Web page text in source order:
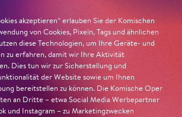
akzeptieren“ erlauben Sie der Komischen
von Cookies, Pixeln, Tags und ähnlichen
diese Technologien, um Ihre Geräte- und
zu erfahren, damit wir Ihre Aktivität
Dies tun wir zur Sicherstellung und
der Website sowie um Ihnen
bereitstellen zu können. Die Komische Oper
an Dritte – etwa Social Media Werbepartner
und Instagram – zu Marketingzwecken